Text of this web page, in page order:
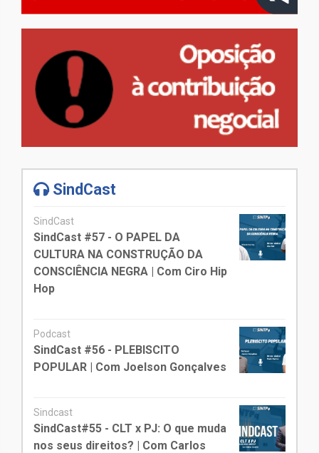
SindCast
SindCast
SindCast #57 - O PAPEL DA
CULTURA NA CONSTRUÇÃO DA
CONSCIÊNCIA NEGRA | Com Ciro Hip
Hop
Podcast
SindCast #56 - PLEBISCITO
POPULAR | Com Joelson Gonçalves
Sindcast
SindCast#55 - CLT x PJ: O que muda
nos seus direitos? | Com Carlos